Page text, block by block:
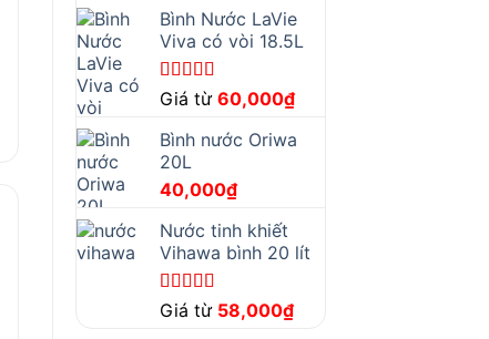
sao
Bình Nước LaVie
Viva có vòi 18.5L
Được xếp
sao
Giá từ 60,000₫
Bình nước Oriwa
20L
40,000₫
Nước tinh khiết
Vihawa bình 20 lít
Được xếp
5
Giá từ 58,000₫